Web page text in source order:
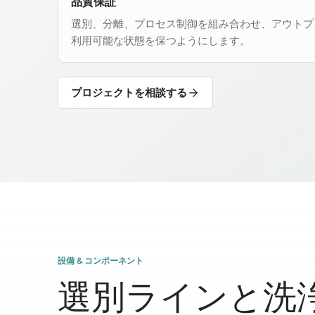
選別、分離、プロセス制御を組み合わせ、アウト
利用可能な状態を保つようにします。
プロジェクトを相談する
設備 & コンポーネント
選別ラインと洗